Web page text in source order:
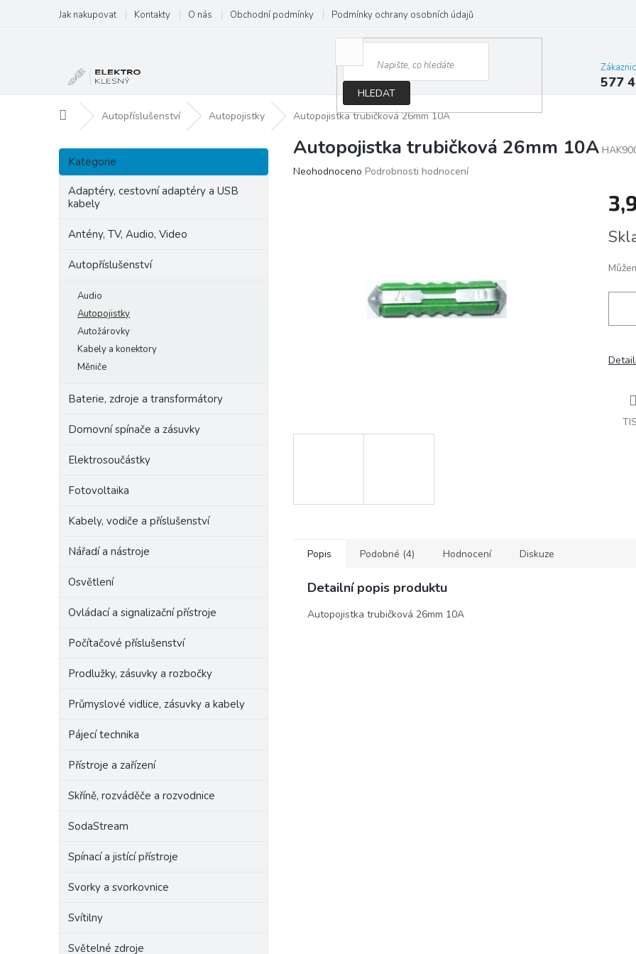
obsah
Jak nakupovat Kontakty O nás Obchodní podmínky Podmínky ochrany osobních údajů
HLEDAT
577
Domů Autopříslušenství Autopojistky Autopojistka trubičková 26mm 10A
P
s
Přeskočit
kategorie
Kategorie
Adaptéry, cestovní adaptéry a USB
kabely
Antény, TV, Audio, Video
Autopříslušenství
Audio
Autopojistky
Autožárovky
Kabely a konektory
Měniče
Baterie, zdroje a transformátory
Domovní spínače a zásuvky
Elektrosoučástky
Fotovoltaika
Kabely, vodiče a příslušenství
Nářadí a nástroje
Osvětlení
Ovládací a signalizační přístroje
Počítačové příslušenství
Prodlužky, zásuvky a rozbočky
Průmyslové vidlice, zásuvky a kabely
Pájecí technika
Přístroje a zařízení
Skříně, rozváděče a rozvodnice
SodaStream
Spínací a jistící přístroje
Svorky a svorkovnice
Svítilny
Světelné zdroje
Autopojistka trubičková 26mm 10A
Průměrné
Neohodnoceno Podrobnosti hodnocení
cena:
Popis Podobné (4) Hodnocení Diskuze
Detailní popis produktu
Autopojistka trubičková 26mm 10A